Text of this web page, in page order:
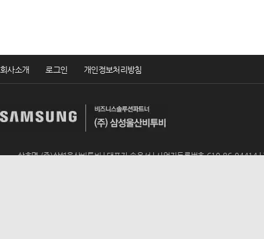
회사소개 로그인 개인정보처리방침
상호명 (주)삼성울산비투비 | 대표자 송윤서 | 사업자등록번호 610-86-